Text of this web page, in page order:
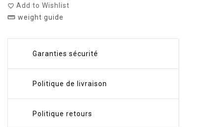
favorite_border Add to Wishlist
straighten weight guide
Garanties sécurité
Politique de livraison
Politique retours